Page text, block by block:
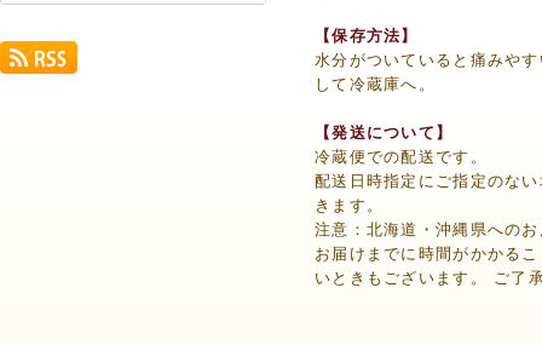
【保存方法】
水分がついていると痛みや
して冷蔵庫へ。
【発送について】
冷蔵便での配送です。
配送日時指定にご指定のな
きます。
注意：北海道・沖縄県への
お届けまでに時間がかかる
いときもございます。 ご了